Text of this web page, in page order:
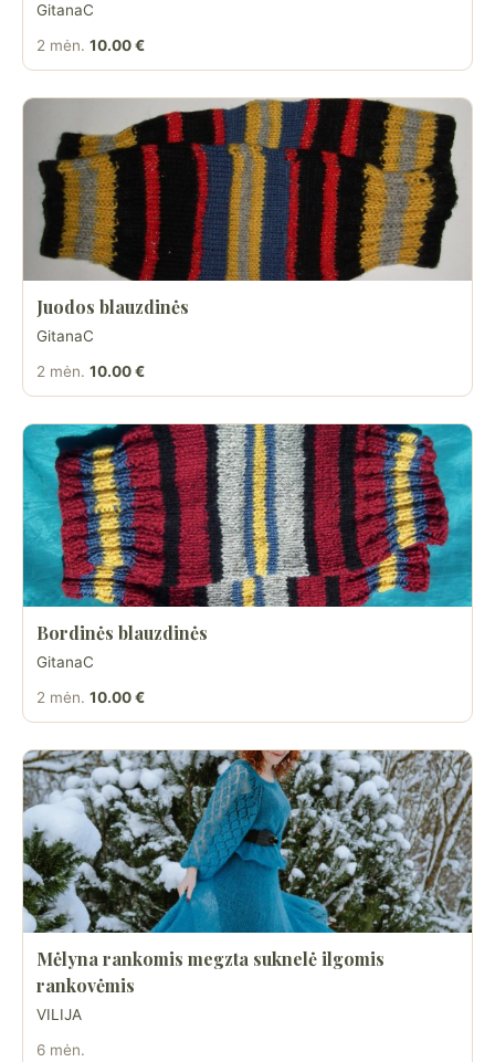
GitanaC
2 mėn. 10.00 €
Juodos blauzdinės
GitanaC
2 mėn. 10.00 €
Bordinės blauzdinės
GitanaC
2 mėn. 10.00 €
Mėlyna rankomis megzta suknelė ilgomis
rankovėmis
VILIJA
6 mėn.